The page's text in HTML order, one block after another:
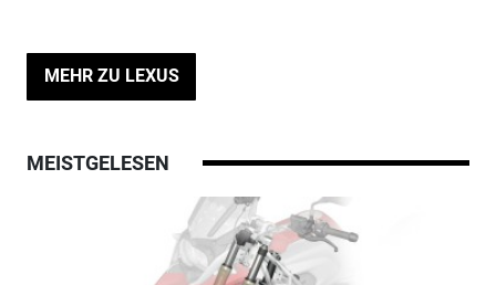
MEHR ZU LEXUS
MEISTGELESEN